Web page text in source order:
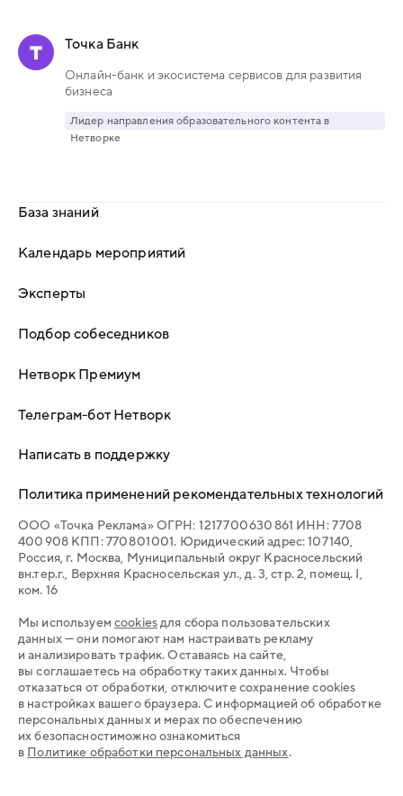
Точка Банк
Онлайн-банк и экосистема сервисов для развития
бизнеса
Лидер направления образовательного контента в
Нетворке
База знаний
Календарь мероприятий
Эксперты
Подбор собеседников
Нетворк Премиум
Телеграм-бот Нетворк
Написать в поддержку
Политика применений рекомендательных технологий
ООО «Точка Реклама» ОГРН: 1 217 700 630 861 ИНН: 7 708
400 908 КПП: 770 801 001. Юридический адрес: 107 140,
Россия, г. Москва, Муниципальный округ Красносельский
вн.тер.г., Верхняя Красносельская ул., д. 3, стр. 2, помещ. I,
ком. 16
Мы используем cookiesдля сбора пользовательских
данных — они помогают нам настраивать рекламу
и анализировать трафик. Оставаясь на сайте,
вы соглашаетесь на обработку таких данных. Чтобы
отказаться от обработки, отключите сохранение cookies
в настройках вашего браузера. С информацией об обработке
персональных данных и мерах по обеспечению
их безопасностиможно ознакомиться
в Политике обработки персональных данных.